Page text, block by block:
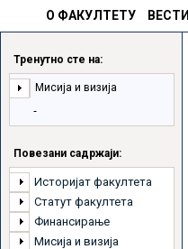
О ФАКУЛТЕТУ ВЕСТИ
Тренутно сте на:
Мисија и визија
Повезани садржаји:
Историјат факултета
Статут факултета
Финансирање
Мисија и визија